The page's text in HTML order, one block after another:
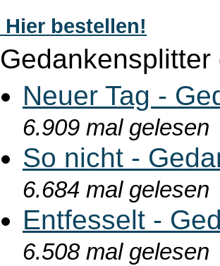
Hier bestellen!
Neuer Tag -
6.909 mal gelesen
So nicht -
6.684 mal gelesen
Entfesselt -
6.508 mal gelesen